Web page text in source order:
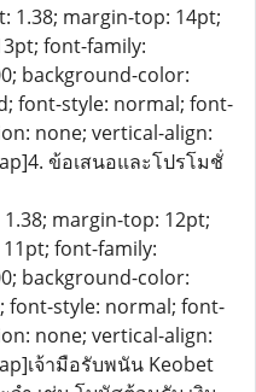
1.38; margin-top: 14pt;
font-family:
background-color:
font-style: normal; font-
none; vertical-align:
ข้อเสนอและโปรโมชั่
margin-top: 12pt;
font-family:
background-color:
font-style: normal; font-
none; vertical-align:
เจ้ามือรับพนัน Keobet